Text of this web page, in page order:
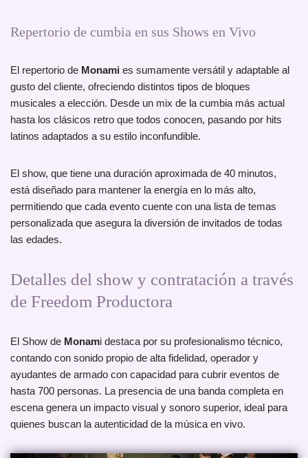
Repertorio de cumbia en sus Shows en Vivo
El repertorio de Monami es sumamente versátil y adaptable al
gusto del cliente, ofreciendo distintos tipos de bloques
musicales a elección. Desde un mix de la cumbia más actual
hasta los clásicos retro que todos conocen, pasando por hits
latinos adaptados a su estilo inconfundible.
El show, que tiene una duración aproximada de 40 minutos,
está diseñado para mantener la energía en lo más alto,
permitiendo que cada evento cuente con una lista de temas
personalizada que asegura la diversión de invitados de todas
las edades.
Detalles del show y contratación a través
de Freedom Productora
El Show de Monami destaca por su profesionalismo técnico,
contando con sonido propio de alta fidelidad, operador y
ayudantes de armado con capacidad para cubrir eventos de
hasta 700 personas. La presencia de una banda completa en
escena genera un impacto visual y sonoro superior, ideal para
quienes buscan la autenticidad de la música en vivo.